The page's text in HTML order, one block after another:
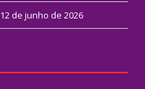
12 de junho de 2026